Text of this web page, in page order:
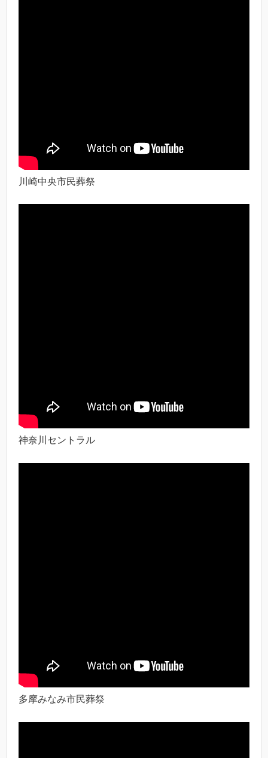
川崎中央市民葬祭
神奈川セントラル
多摩みなみ市民葬祭